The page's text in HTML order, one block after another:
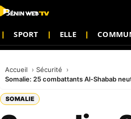
SPORT ELLE
Accueil
Sécurité
Somalie: 25 combattants Al-Shabab
SOMALIE